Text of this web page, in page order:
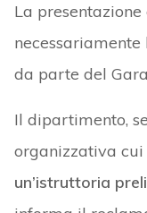
La
necessariamente
da parte del
Il dipartimento,
organizzativa
un’istruttoria